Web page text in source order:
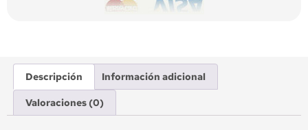
Descripción Información adicional
Valoraciones (0)